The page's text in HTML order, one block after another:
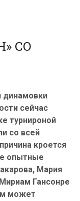
СО
динамовки
сейчас
турнироной
со всей
кроется
опытные
Мария
Гансонре
может